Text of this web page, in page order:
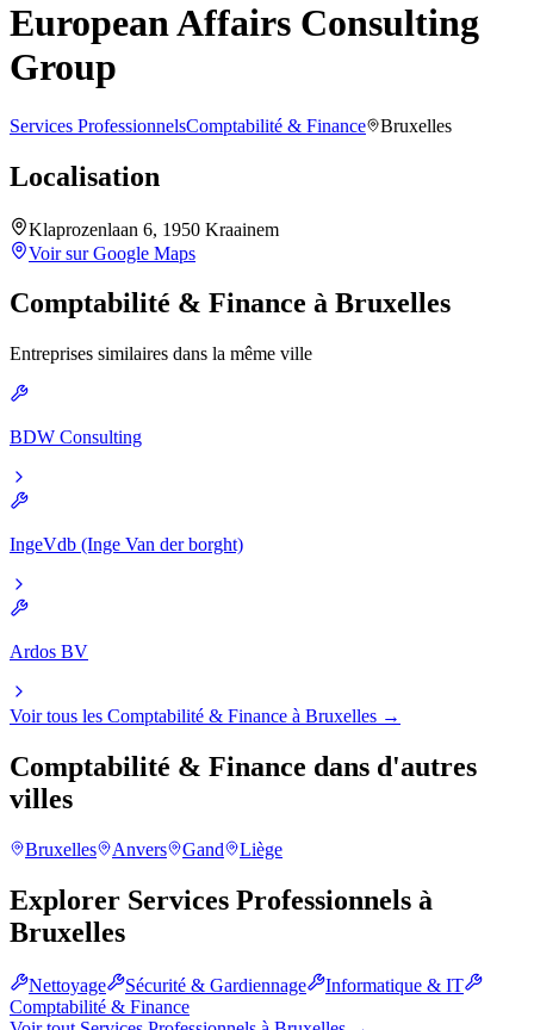
European Affairs Consulting
Group
Services ProfessionnelsComptabilité & Finance Bruxelles
Localisation
Klaprozenlaan 6, 1950 Kraainem
Voir sur Google Maps
Comptabilité & Finance à Bruxelles
Entreprises similaires dans la même ville
BDW Consulting
IngeVdb (Inge Van der borght)
Ardos BV
Voir tous les Comptabilité & Finance à Bruxelles →
Comptabilité & Finance dans d'autres
villes
Bruxelles Anvers Gand Liège
Explorer Services Professionnels à
Bruxelles
Nettoyage Sécurité & Gardiennage
Informatique & IT
Comptabilité & Finance